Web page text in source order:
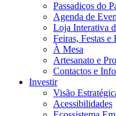
Passadiços do
Agenda de
Loja Interativa
Feiras, Festas e
À Mesa
Artesanato e
Contactos e
Investir
Visão
Acessibilidades